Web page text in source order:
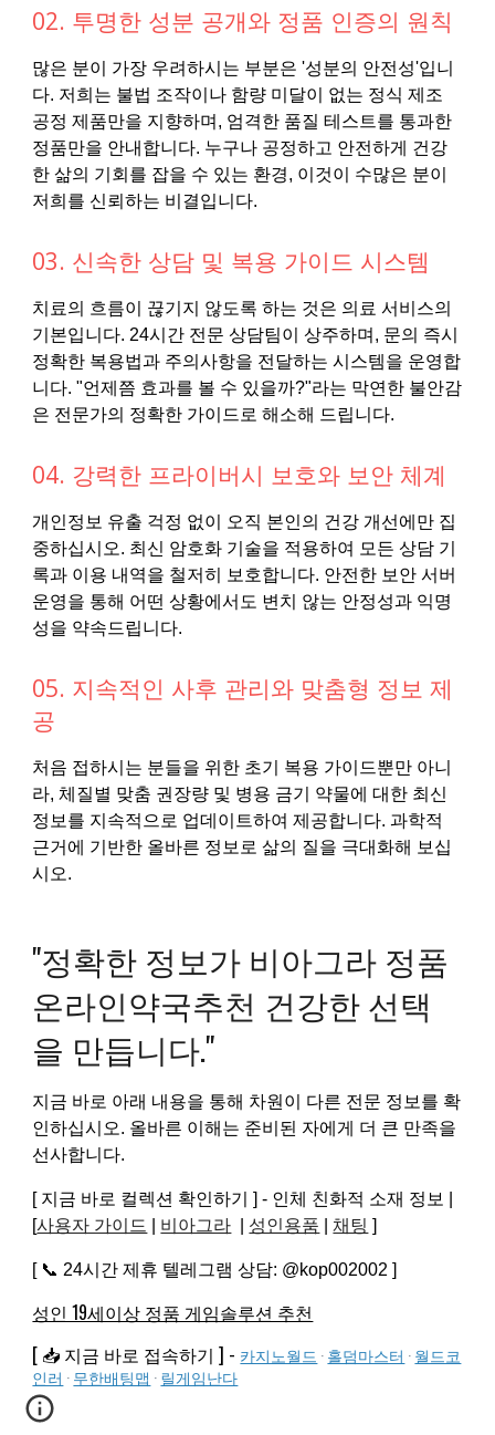
02. 투명한 성분 공개와 정품 인증의 원칙
많은 분이 가장 우려하시는 부분은 '성분의 안전성'입니
다. 저희는 불법 조작이나 함량 미달이 없는 정식 제조
공정 제품만을 지향하며, 엄격한 품질 테스트를 통과한
정품만을 안내합니다. 누구나 공정하고 안전하게 건강
한 삶의 기회를 잡을 수 있는 환경, 이것이 수많은 분이
저희를 신뢰하는 비결입니다.
03. 신속한 상담 및 복용 가이드 시스템
치료의 흐름이 끊기지 않도록 하는 것은 의료 서비스의
기본입니다. 24시간 전문 상담팀이 상주하며, 문의 즉시
정확한 복용법과 주의사항을 전달하는 시스템을 운영합
니다. "언제쯤 효과를 볼 수 있을까?"라는 막연한 불안감
은 전문가의 정확한 가이드로 해소해 드립니다.
04. 강력한 프라이버시 보호와 보안 체계
개인정보 유출 걱정 없이 오직 본인의 건강 개선에만 집
중하십시오. 최신 암호화 기술을 적용하여 모든 상담 기
록과 이용 내역을 철저히 보호합니다. 안전한 보안 서버
운영을 통해 어떤 상황에서도 변치 않는 안정성과 익명
성을 약속드립니다.
05. 지속적인 사후 관리와 맞춤형 정보 제
공
처음 접하시는 분들을 위한 초기 복용 가이드뿐만 아니
라, 체질별 맞춤 권장량 및 병용 금기 약물에 대한 최신
정보를 지속적으로 업데이트하여 제공합니다. 과학적
근거에 기반한 올바른 정보로 삶의 질을 극대화해 보십
시오.
"정확한 정보가 비아그라 정품
온라인약국추천 건강한 선택
을 만듭니다."
지금 바로 아래 내용을 통해 차원이 다른 전문 정보를 확
인하십시오. 올바른 이해는 준비된 자에게 더 큰 만족을
선사합니다.
[ 지금 바로 컬렉션 확인하기 ] - 인체 친화적 소재 정보 |
[사용자 가이드 비아그라 성인용품 채팅 ]
[ 📞 24시간 제휴 텔레그램 상담: @kop002002 ]
성인 19세이상 정품 게임솔루션 추천
[ 📥 지금 바로 접속하기 ] - 카지노월드 ·홀덤마스터 ·월드코
인러 ·무한배팅맵 ·릴게임난다